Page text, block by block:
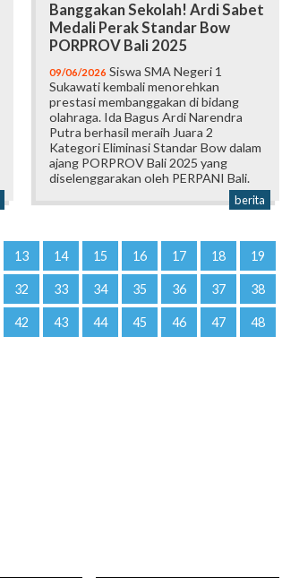
Banggakan Sekolah! Ardi Sabet
Medali Perak Standar Bow
PORPROV Bali 2025
09/06/2026 Siswa SMA Negeri 1
Sukawati kembali menorehkan
prestasi membanggakan di bidang
olahraga. Ida Bagus Ardi Narendra
Putra berhasil meraih Juara 2
Kategori Eliminasi Standar Bow dalam
ajang PORPROV Bali 2025 yang
diselenggarakan oleh PERPANI Bali.
berita
13 14 15 16 17 18 19
32 33 34 35 36 37 38
42 43 44 45 46 47 48